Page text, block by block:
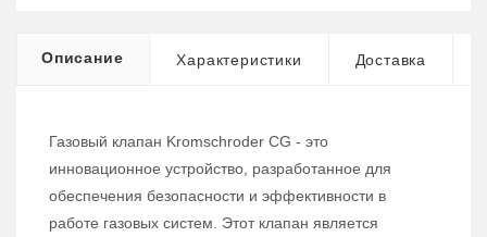
Описание Характеристики Доставка
Газовый клапан Kromschroder CG - это
инновационное устройство, разработанное для
обеспечения безопасности и эффективности в
работе газовых систем. Этот клапан является